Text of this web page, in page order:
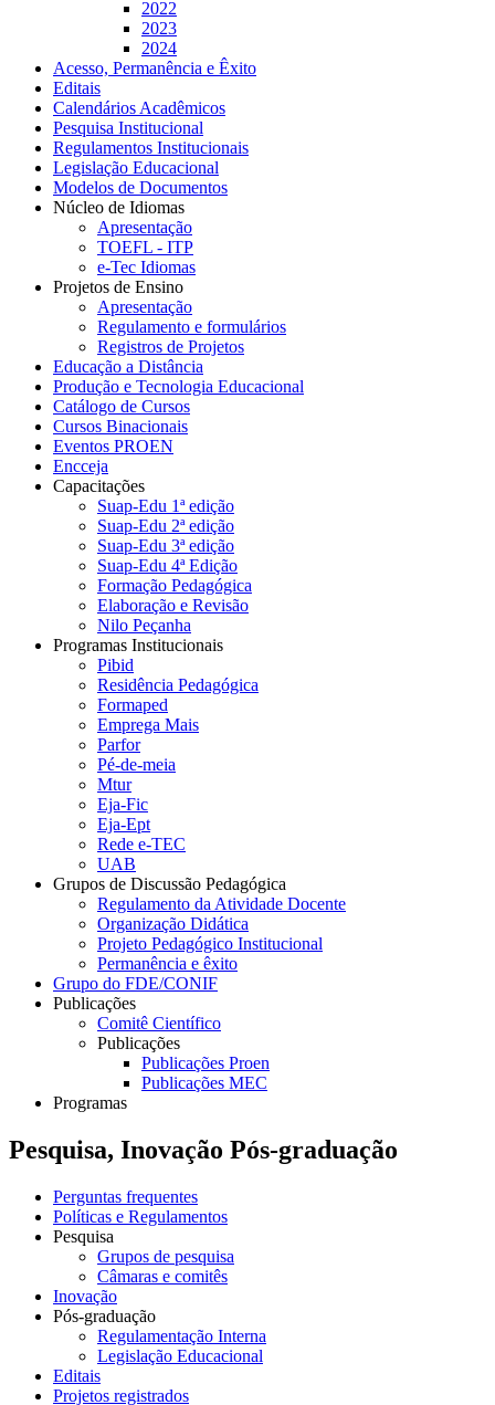
2022
2023
2024
Acesso, Permanência e Êxito
Editais
Calendários Acadêmicos
Pesquisa Institucional
Regulamentos Institucionais
Legislação Educacional
Modelos de Documentos
Núcleo de Idiomas
Apresentação
TOEFL - ITP
e-Tec Idiomas
Projetos de Ensino
Apresentação
Regulamento e formulários
Registros de Projetos
Educação a Distância
Produção e Tecnologia Educacional
Catálogo de Cursos
Cursos Binacionais
Eventos PROEN
Encceja
Capacitações
Suap-Edu 1ª edição
Suap-Edu 2ª edição
Suap-Edu 3ª edição
Suap-Edu 4ª Edição
Formação Pedagógica
Elaboração e Revisão
Nilo Peçanha
Programas Institucionais
Pibid
Residência Pedagógica
Formaped
Emprega Mais
Parfor
Pé-de-meia
Mtur
Eja-Fic
Eja-Ept
Rede e-TEC
UAB
Grupos de Discussão Pedagógica
Regulamento da Atividade Docente
Organização Didática
Projeto Pedagógico Institucional
Permanência e êxito
Grupo do FDE/CONIF
Publicações
Comitê Científico
Publicações
Publicações Proen
Publicações MEC
Programas
Pesquisa, Inovação Pós-graduação
Perguntas frequentes
Políticas e Regulamentos
Pesquisa
Grupos de pesquisa
Câmaras e comitês
Inovação
Pós-graduação
Regulamentação Interna
Legislação Educacional
Editais
Projetos registrados